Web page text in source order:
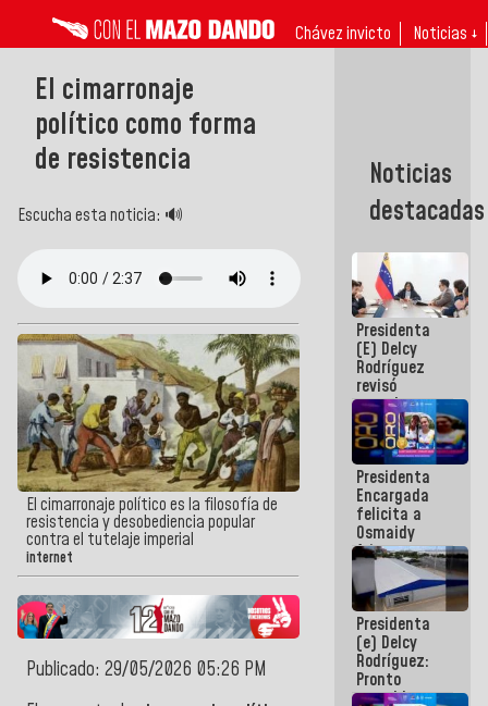
Chávez invicto Noticias ↓
El cimarronaje
político como forma
de resistencia
Escucha esta noticia: 🔊
El cimarronaje político es la filosofía de
resistencia y desobediencia popular
contra el tutelaje imperial
internet
Publicado: 29/05/2026 05:26 PM
Noticias
destacadas
Presidenta
(E) Delcy
Rodríguez
revisó
agenda
económica y
ejecución de
fondos de
emergencia
post-sismos
Presidenta
Encargada
felicita a
Osmaidy
Arias y
Giraly
Marcano por
hacer
historia en
los
Centroamericanos
Presidenta
(e) Delcy
Rodríguez:
Pronto
restableceremos